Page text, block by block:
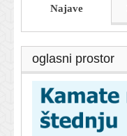
Najave
oglasni prostor